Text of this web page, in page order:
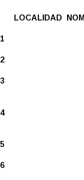
LOCALIDAD
1
2
3
4
5
6